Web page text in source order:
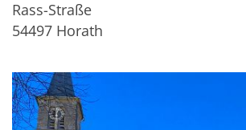
Rass-Straße
54497 Horath